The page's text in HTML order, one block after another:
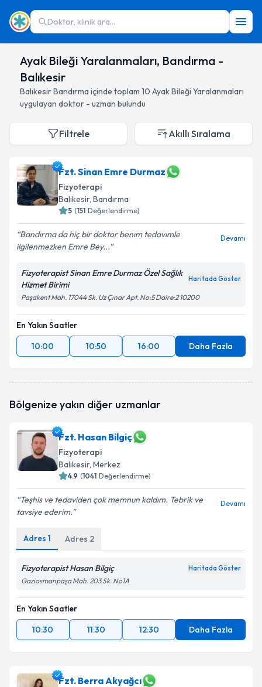
Doktor, klinik ara...
Ayak Bileği Yaralanmaları, Bandırma -
Balıkesir
BalıkesirBandırma içinde toplam 10 Ayak Bileği Yaralanmaları
uygulayan doktor - uzman bulundu
Filtrele Akıllı Sıralama
Fzt. Sinan Emre Durmaz
Fizyoterapi
Balıkesir, Bandırma
5 (151 Değerlendirme)
Bandırma da hiç bir doktor benım tedavımle
ilgilenmezken Emre Bey...
Devamı
Fizyoterapist Sinan Emre Durmaz Özel Sağlık
Hizmet Birimi
Haritada Göster
Paşakent Mah. 17044 Sk. Uz Çınar Apt. No:5 Daire:2 10200
En Yakın Saatler
10:00
10:50 16:00 Daha Fazla
Bölgenize yakın diğer uzmanlar
Fzt. Hasan Bilgiç
Fizyoterapi
Balıkesir, Merkez
4.9 (1041 Değerlendirme)
Teşhis ve tedaviden çok memnun kaldım. Tebrik ve
tavsiye ederim.
Devamı
Adres 1 Adres 2
Fizyoterapist Hasan Bilgiç Haritada Göster
Gaziosmanpaşa Mah. 203 Sk. No1A
En Yakın Saatler
10:30
11:30 12:30 Daha Fazla
Fzt. Berra Akyağcı